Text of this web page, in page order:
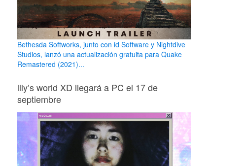
Bethesda Softworks, junto con id Software y Nightdive
Studios, lanzó una actualización gratuita para Quake
Remastered (2021)...
lily’s world XD llegará a PC el 17 de
septiembre